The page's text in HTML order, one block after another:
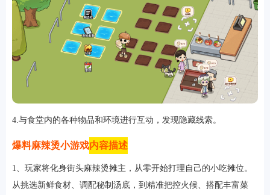
资讯
专题
4.与食堂内的各种物品和环境进行互动，发现隐藏线索。
爆料麻辣烫小游戏内容描述
1、玩家将化身街头麻辣烫摊主，从零开始打理自己的小吃摊位。
从挑选新鲜食材、调配秘制汤底，到精准把控火候、搭配丰富菜